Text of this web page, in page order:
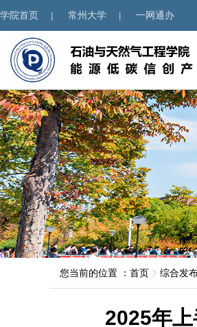
学院首页 | 常州大学 | 一网通办
您当前的位置 ： 首页 综合发
2025年上